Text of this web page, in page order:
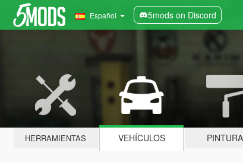
Español 5mods on Discord
HERRAMIENTAS VEHÍCULOS